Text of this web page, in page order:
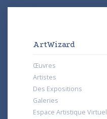
ArtWizard
Œuvres
Artistes
Des Expositions
Galeries
Espace Artistique Virtuel